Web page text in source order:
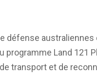
défense australiennes
programme Land 121
transport et de